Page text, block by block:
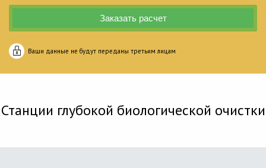
Ваши данные не будут переданы третьим лицам
Станции глубокой биологической очистки